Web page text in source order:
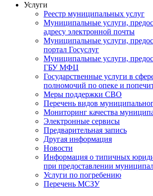
Услуги
Реестр муниципальных услуг
Муниципальные услуги,
адресу электронной почты
Муниципальные услуги,
портал Госуслуг
Муниципальные услуги,
ГБУ МФЦ
Государственные услуги в
полномочий по опеке и
Меры поддержки СВО
Перечень видов
Мониторинг качества
Электронные сервисы
Предварительная запись
Другая информация
Новости
Информация о типичных
при предоставлении
Услуги по погребению
Перечень МСЗУ